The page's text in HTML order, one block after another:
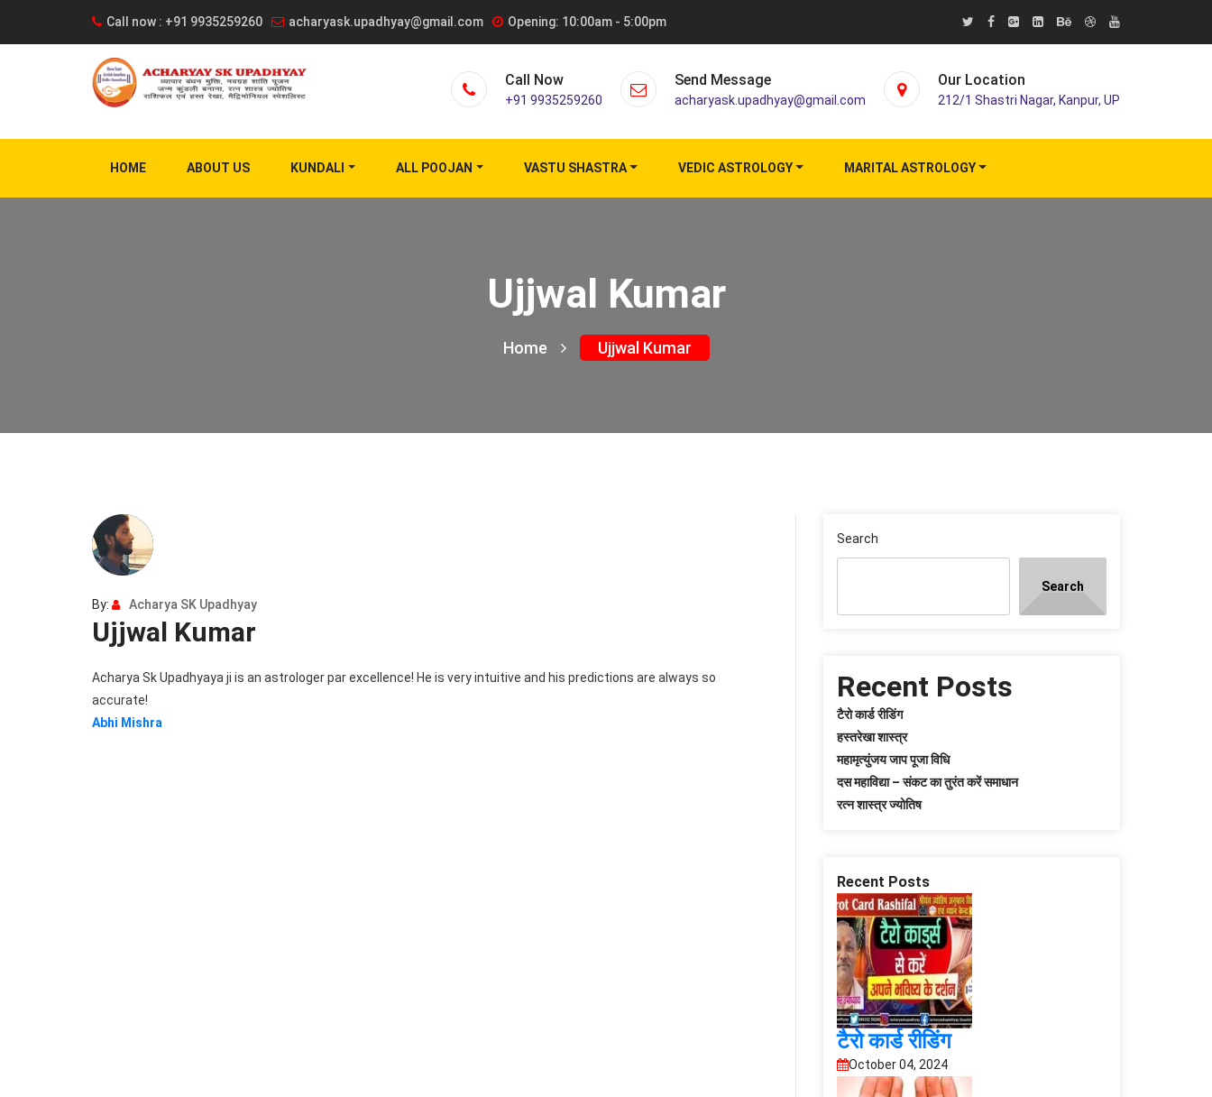
Call now : +91 9935259260 acharyask.upadhyay@gmail.com Opening: 10:00am - 5:00pm
Call Now
+91 9935259260
Send Message
acharyask.upadhyay@gmail.com
Our Location
212/1 Shastri Nagar, Kanpur, UP
HOME ABOUT US KUNDALI ALL POOJAN VASTU SHASTRA VEDIC ASTROLOGY MARITAL ASTROLOGY
Ujjwal Kumar
Home Ujjwal Kumar
By: Acharya SK Upadhyay
Ujjwal Kumar
Acharya Sk Upadhyaya ji is an astrologer par excellence! He is very intuitive and his predictions are always so
accurate!
Post
Abhi Mishra
Search
Search
Recent Posts
टैरो कार्ड रीडिंग
हस्तरेखा शास्त्र
महामृत्युंजय जाप पूजा विधि
दस महाविद्या – संकट का तुरंत करें समाधान
रत्न शास्त्र ज्योतिष
Recent Posts
टैरो कार्ड रीडिंग
October 04, 2024